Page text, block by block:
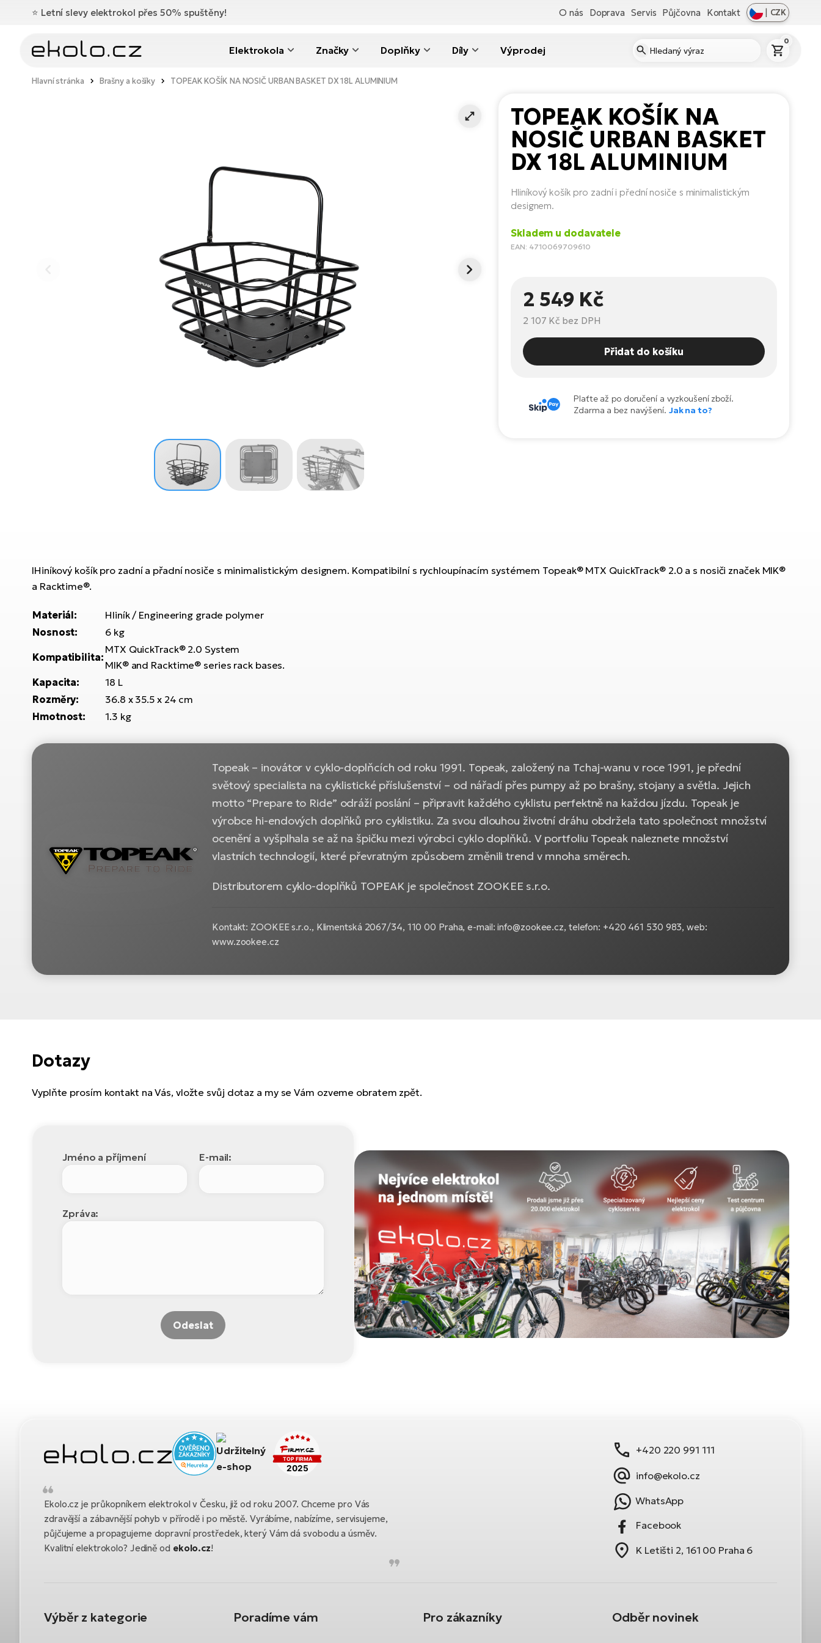
⭐️ Letní slevy elektrokol přes 50% spuštěny! O nás Doprava Servis Půjčovna Kontakt | CZK
Elektrokola Značky Doplňky Díly Výprodej
0
Hlavní stránka Brašny a košíky TOPEAK KOŠÍK NA NOSIČ URBAN BASKET DX 18L ALUMINIUM
TOPEAK KOŠÍK NA
NOSIČ URBAN BASKET
DX 18L ALUMINIUM
Hliníkový košík pro zadní i přední nosiče s minimalistickým
designem.
Skladem u dodavatele
EAN: 4710069709610
2 549 Kč
2 107 Kč bez DPH
Přidat do košíku
Plaťte až po doručení a vyzkoušení zboží.
Zdarma a bez navýšení. Jak na to?
lHiníkový košík pro zadní a přadní nosiče s minimalistickým designem. Kompatibilní s rychloupínacím systémem Topeak® MTX QuickTrack® 2.0 a s nosiči značek MIK®
a Racktime®.
Materiál:
Hliník / Engineering grade polymer
Nosnost:
6 kg
Kompatibilita:
MTX QuickTrack® 2.0 System
MIK® and Racktime® series rack bases.
Kapacita:
18 L
Rozměry:
36.8 x 35.5 x 24 cm
Hmotnost:
1.3 kg
Topeak – inovátor v cyklo-doplňcích od roku 1991. Topeak, založený na Tchaj-wanu v roce 1991, je přední
světový specialista na cyklistické příslušenství – od nářadí přes pumpy až po brašny, stojany a světla. Jejich
motto “Prepare to Ride” odráží poslání – připravit každého cyklistu perfektně na každou jízdu. Topeak je
výrobce hi-endových doplňků pro cyklistiku. Za svou dlouhou životní dráhu obdržela tato společnost množství
ocenění a vyšplhala se až na špičku mezi výrobci cyklo doplňků. V portfoliu Topeak naleznete množství
vlastních technologií, které převratným způsobem změnili trend v mnoha směrech.
Distributorem cyklo-doplňků TOPEAK je společnost ZOOKEE s.r.o.
Kontakt: ZOOKEE s.r.o., Klimentská 2067/34, 110 00 Praha, e-mail: info@zookee.cz, telefon: +420 461 530 983, web:
www.zookee.cz
Dotazy
Vyplňte prosím kontakt na Vás, vložte svůj dotaz a my se Vám ozveme obratem zpět.
Jméno a příjmení E-mail:
Zpráva:
Odeslat
Ekolo.cz je průkopníkem elektrokol v Česku, již od roku 2007. Chceme pro Vás
zdravější a zábavnější pohyb v přírodě i po městě. Vyrábíme, nabízíme, servisujeme,
půjčujeme a propagujeme dopravní prostředek, který Vám dá svobodu a úsměv.
Kvalitní elektrokolo? Jedině od ekolo.cz!
+420 220 991 111
info@ekolo.cz
WhatsApp
Facebook
K Letišti 2, 161 00 Praha 6
Výběr z kategorie Poradíme vám Pro zákazníky Odběr novinek